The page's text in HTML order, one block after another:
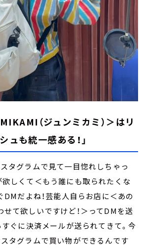
（ジュンミカミ）＞はリ
ュも統一感ある！」
タグラムで見て一目惚れしちゃっ
欲しくて＜もう誰にも取られたくな
DMだよね！芸能人自らお店に＜あの
せて欲しいですけど！＞ってDMを送
すぐに決済メールが送られてきて。今
スタグラムで買い物ができるんです